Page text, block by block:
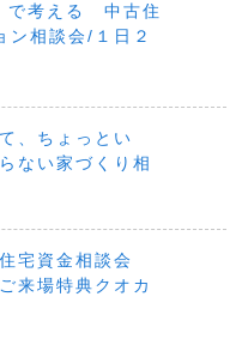
で考える 中古住
ン相談会/１日２
、ちょっとい
ない家づくり相
宅資金相談会
来場特典クオカ